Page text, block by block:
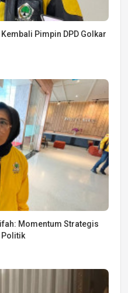
Pimpin DPD Golkar
Momentum Strategis
Politik